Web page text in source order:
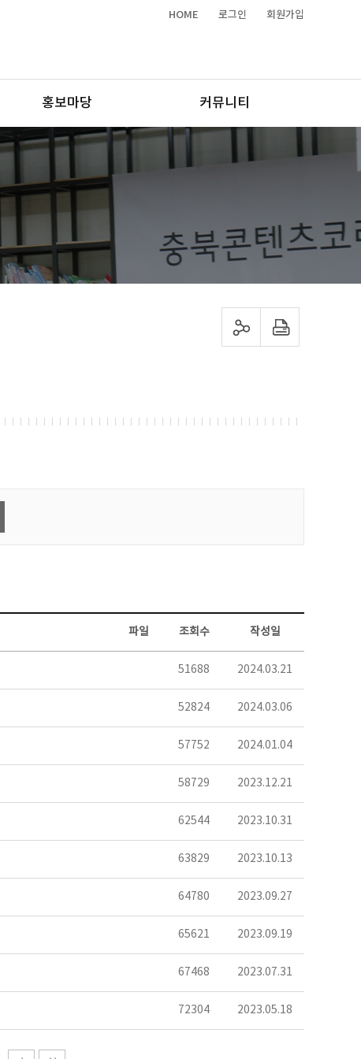
HOME 로그인 회원가입
홍보마당 커뮤니티
sns 공유하기 프린트하기
파일 조회수 작성일
51688 2024.03.21
52824 2024.03.06
57752 2024.01.04
58729 2023.12.21
62544 2023.10.31
63829 2023.10.13
64780 2023.09.27
65621 2023.09.19
67468 2023.07.31
72304 2023.05.18